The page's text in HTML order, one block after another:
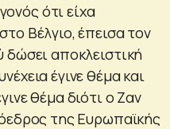
ότι είχα
Βέλγιο, έπεισα τον
δώσει αποκλειστική
έγινε θέμα και
θέμα διότι ο Ζαν
της Ευρωπαϊκής